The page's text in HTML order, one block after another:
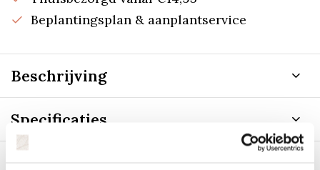
Beplantingsplan & aanplantservice
Beschrijving
Specificaties